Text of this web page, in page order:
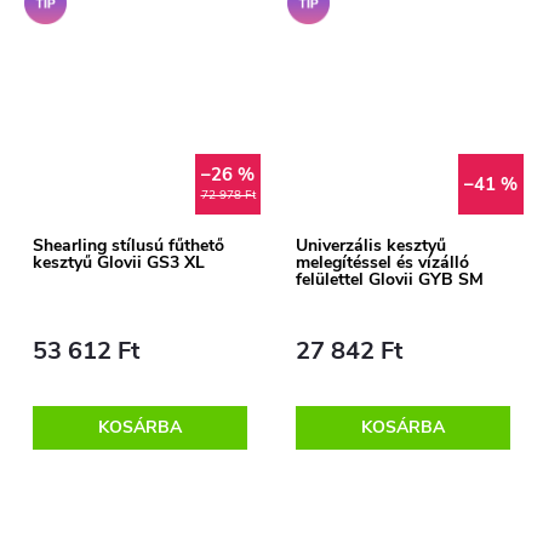
72 978 Ft
–26 %
Shearling stílusú fűthető
kesztyű Glovii GS3 XL
53 612 Ft
KOSÁRBA
–41 %
Univerzális kesztyű
melegítéssel és vízálló
felülettel Glovii GYB SM
27 842 Ft
KOSÁRBA